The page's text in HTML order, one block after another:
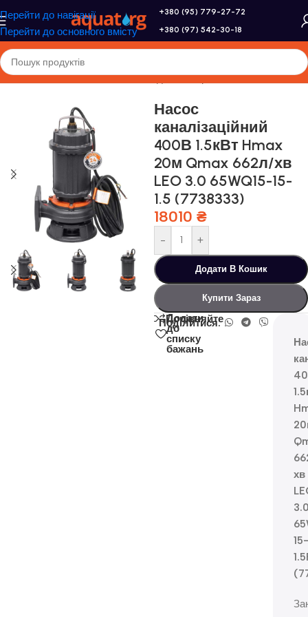
Перейти до навігації
Перейти до основного вмісту
+380 (95) 779-27-72
+380 (97) 542-30-18
Головна/Насоси та насосне обладнання/Промислові насоси
Насос
каналізаційний
400В 1.5кВт Hmax
20м Qmax 662л/хв
LEO 3.0 65WQ15-15-
1.5 (7738333)
18010 ₴
- +
Додати В Кошик
Купити Зараз
Порівняйте
Додати
до
списку
бажань
Поділитися:
хв
15-